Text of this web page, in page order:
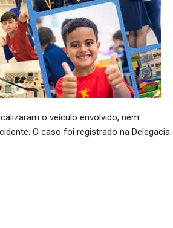
o veículo envolvido, nem
O caso foi registrado na Delegacia